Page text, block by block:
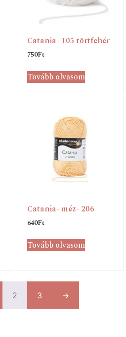
Catania- 105 törtfehér
750Ft
Tovább olvasom
Catania- méz- 206
640Ft
Tovább olvasom
2 3 →